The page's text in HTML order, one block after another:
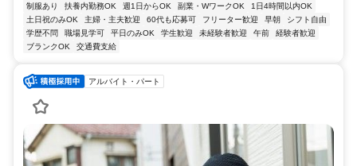
制服あり 扶養内勤務OK 週1日からOK 副業・WワークOK
1日4時間以内OK
土日祝のみOK
主婦・主夫歓迎 60代も応募可 フリーター歓迎 早朝
シフト自由
学歴不問
職場見学可 平日のみOK 学生歓迎 未経験者歓迎 午前
経験者歓迎
ブランクOK
交通費支給
アルバイト・パート